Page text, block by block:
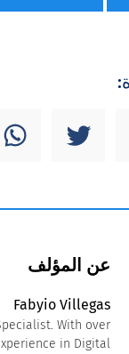
عن المؤلف
Fabyio Villegas
With over
in Digital